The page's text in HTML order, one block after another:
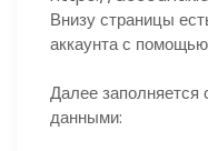
Внизу страницы
аккаунта с
Далее
данными: